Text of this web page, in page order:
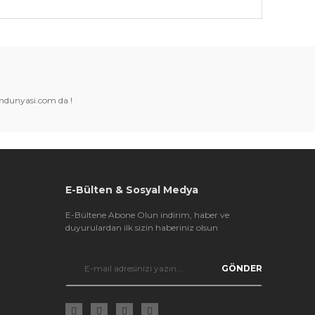
tarafımıza iletebilirsiniz.
da !
E-Bülten & Sosyal Medya
E-Bültene Abone Olun indirim, haber ve
duyurulardan ilk sizin haberiniz olsun
GÖNDER